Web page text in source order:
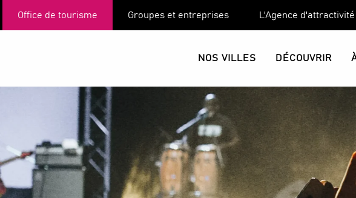
Office de tourisme Groupes et entreprises L'Agence d'attractivité
NOS VILLES DÉCOUVRIR